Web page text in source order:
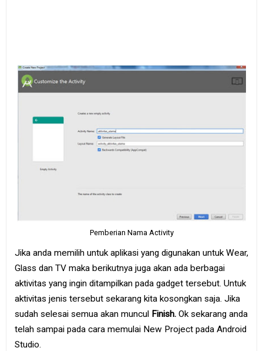
Pemberian Nama Activity
Jika anda memilih untuk aplikasi yang digunakan untuk Wear,
Glass dan TV maka berikutnya juga akan ada berbagai
aktivitas yang ingin ditampilkan pada gadget tersebut. Untuk
aktivitas jenis tersebut sekarang kita kosongkan saja. Jika
sudah selesai semua akan muncul Finish. Ok sekarang anda
telah sampai pada cara memulai New Project pada Android
Studio.